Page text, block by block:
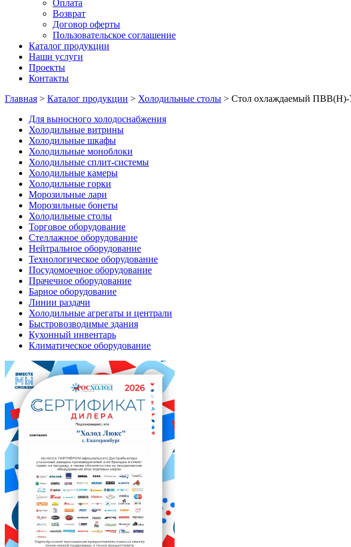
Оплата
Возврат
Договор оферты
Пользовательское соглашение
Каталог продукции
Наши услуги
Проекты
Контакты
Главная > Каталог продукции > Холодильные столы > Стол охлаждаемый
Для выносного холодоснабжения
Холодильные витрины
Холодильные шкафы
Холодильные моноблоки
Холодильные сплит-системы
Холодильные камеры
Холодильные горки
Морозильные лари
Морозильные бонеты
Холодильные столы
Торговое оборудование
Стеллажное оборудование
Нейтральное оборудование
Технологическое оборудование
Посудомоечное оборудование
Прачечное оборудование
Барное оборудование
Линии раздачи
Холодильные агрегаты и централи
Быстровозводимые здания
Кухонный инвентарь
Климатическое оборудование